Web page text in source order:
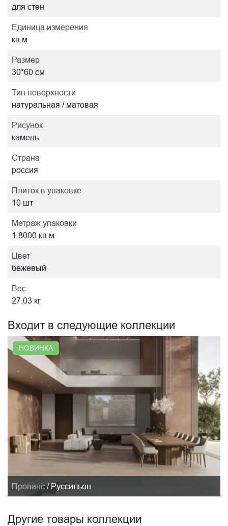
для стен
Единица измерения
кв.м
Размер
30*60 см
Тип поверхности
натуральная / матовая
Рисунок
камень
Страна
россия
Плиток в упаковке
10 шт
Метраж упаковки
1.8000 кв.м
Цвет
бежевый
Вес
27.03 кг
Входит в следующие коллекции
НОВИНКА
Прованс / Руссильон
Другие товары коллекции